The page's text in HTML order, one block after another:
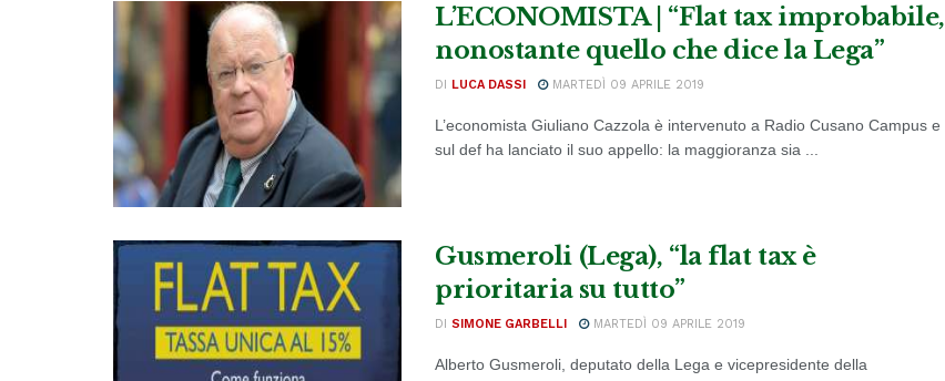
L’ECONOMISTA | “Flat tax improbabile,
nonostante quello che dice la Lega”
DI LUCA DASSI MARTEDÌ 09 APRILE 2019
L’economista Giuliano Cazzola è intervenuto a Radio Cusano Campus e
sul def ha lanciato il suo appello: la maggioranza sia ...
Gusmeroli (Lega), “la flat tax è
prioritaria su tutto”
DI SIMONE GARBELLI MARTEDÌ 09 APRILE 2019
Alberto Gusmeroli, deputato della Lega e vicepresidente della